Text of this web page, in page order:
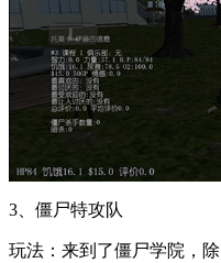
3、僵尸特攻队
玩法：来到了僵尸学院，